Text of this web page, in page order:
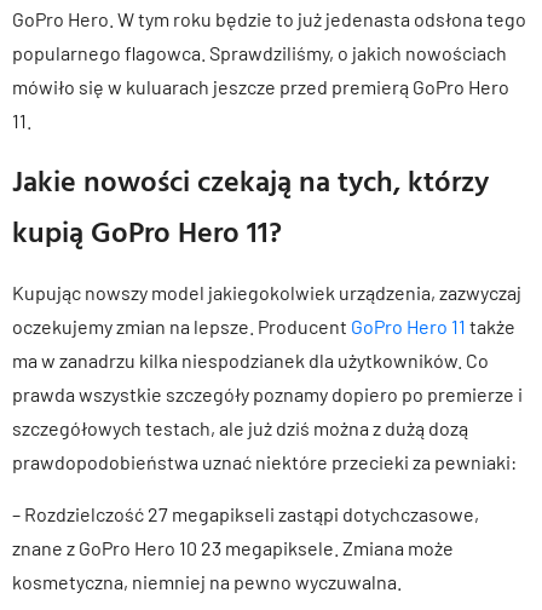
GoPro Hero. W tym roku będzie to już jedenasta odsłona tego
popularnego flagowca. Sprawdziliśmy, o jakich nowościach
mówiło się w kuluarach jeszcze przed premierą GoPro Hero
11.
Jakie nowości czekają na tych, którzy
kupią GoPro Hero 11?
Kupując nowszy model jakiegokolwiek urządzenia, zazwyczaj
oczekujemy zmian na lepsze. Producent GoPro Hero 11 także
ma w zanadrzu kilka niespodzianek dla użytkowników. Co
prawda wszystkie szczegóły poznamy dopiero po premierze i
szczegółowych testach, ale już dziś można z dużą dozą
prawdopodobieństwa uznać niektóre przecieki za pewniaki:
– Rozdzielczość 27 megapikseli zastąpi dotychczasowe,
znane z GoPro Hero 10 23 megapiksele. Zmiana może
kosmetyczna, niemniej na pewno wyczuwalna.